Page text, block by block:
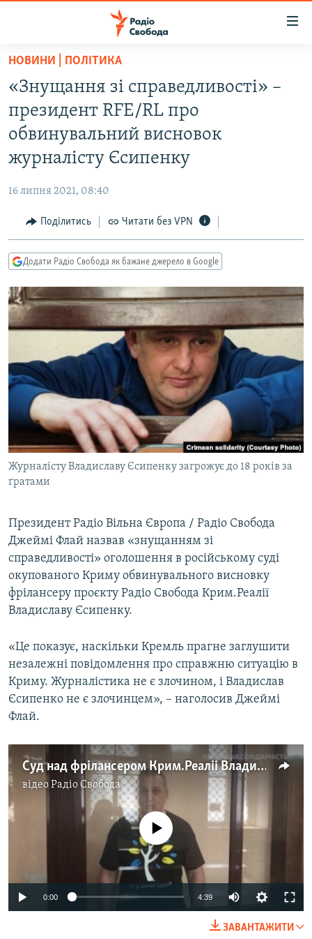
Перейти
основного
матеріалу
Перейти
до
основної
Перейти
пошуку
ВСЕ ЗА ДОБУ
СТАТТІ
КУЛЬТУРА
СПОРТ
СВІТ
ДОНБАС.РЕАЛІЇ
КРИМ.РЕАЛІЇ
ТИ ЯК?
КИТАЙ.ВИКЛИКИ
МУЛЬТИМЕДІА
СПЕЦПРОЄКТИ
ПОДКАСТИ
РУС
УКР
ДОЛУЧАЙСЯ!
Усі сайти RFE/RL
НОВИНИ | ПОЛІТИКА
«Знущання зі справедливості» –
президент RFE/RL про
обвинувальний висновок
журналісту Єсипенку
16 липня 2021, 08:40
Поділитись Читати без VPN
Додати Радіо Свобода як бажане джерело в Google
Журналісту Владиславу Єсипенку загрожує до 18 років за
ґратами
Президент Радіо Вільна Європа / Радіо Свобода
Джеймі Флай назвав «знущанням зі
справедливості» оголошення в російському суді
окупованого Криму обвинувального висновку
фрілансеру проєкту Радіо Свобода Крим.Реалії
Владиславу Єсипенку.
«Це показує, наскільки Кремль прагне заглушити
незалежні повідомлення про справжню ситуацію в
Криму. Журналістика не є злочином, і Владислав
Єсипенко не є злочинцем», – наголосив Джеймі
Флай.
Суд над фрілансером Крим.Реаліі Владиславом Єсипенком: як проходило засідання (відео)
відеоРадіо Свобода
No media source currently available
0:00 4:39
ЗАВАНТАЖИТИ